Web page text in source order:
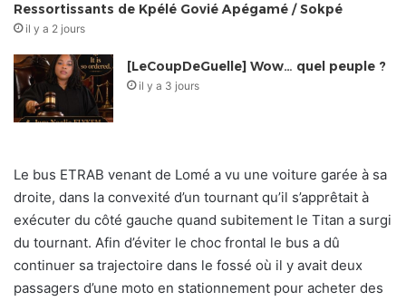
Ressortissants de Kpélé Govié Apégamé / Sokpé
il y a 2 jours
[LeCoupDeGuelle] Wow… quel peuple ?
il y a 3 jours
Le bus ETRAB venant de Lomé a vu une voiture garée à sa
droite, dans la convexité d’un tournant qu’il s’apprêtait à
exécuter du côté gauche quand subitement le Titan a surgi
du tournant. Afin d’éviter le choc frontal le bus a dû
continuer sa trajectoire dans le fossé où il y avait deux
passagers d’une moto en stationnement pour acheter des